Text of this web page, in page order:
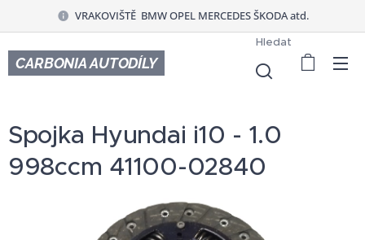
VRAKOVIŠTĚ BMW OPEL MERCEDES ŠKODA atd.
CARBONIA AUTODÍLY
Hledat
Spojka Hyundai i10 - 1.0
998ccm 41100-02840